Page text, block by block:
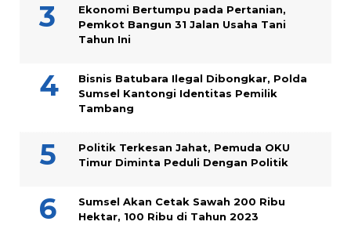
Ekonomi Bertumpu pada Pertanian,
Pemkot Bangun 31 Jalan Usaha Tani
Tahun Ini
Bisnis Batubara Ilegal Dibongkar, Polda
Sumsel Kantongi Identitas Pemilik
Tambang
Politik Terkesan Jahat, Pemuda OKU
Timur Diminta Peduli Dengan Politik
Sumsel Akan Cetak Sawah 200 Ribu
Hektar, 100 Ribu di Tahun 2023